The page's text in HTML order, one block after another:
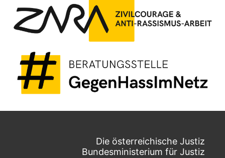
Die österreichische Justiz
Bundesministerium für Justiz